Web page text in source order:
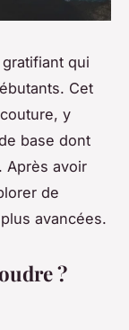
qui
Cet
y
base dont
Après avoir
de
avancées.
?